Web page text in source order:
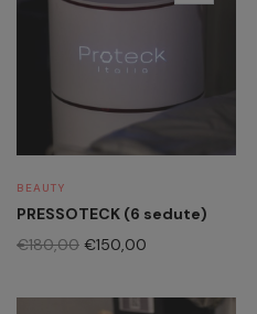
BEAUTY
PRESSOTECK (6 sedute)
€180,00 Il
€150,00